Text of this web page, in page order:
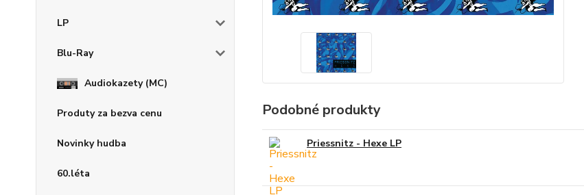
LP
Blu-Ray
Audiokazety (MC)
Produty za bezva cenu
Novinky hudba
60.léta
Podobné produkty
Priessnitz - Hexe LP